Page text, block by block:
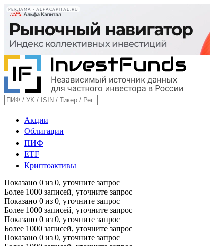
РЕКЛАМА • ALFACAPITAL.RU
Акции
Облигации
ПИФ
ETF
Криптоактивы
Показано 0 из 0, уточните запрос
Более 1000 записей, уточните запрос
Показано 0 из 0, уточните запрос
Более 1000 записей, уточните запрос
Показано 0 из 0, уточните запрос
Более 1000 записей, уточните запрос
Показано 0 из 0, уточните запрос